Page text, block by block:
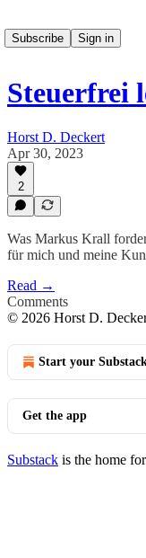
Subscribe
Sign in
Steuerfrei
Horst D. Deckert
Apr 30, 2023
2
Was Markus Krall
für mich und meine
Read →
Comments
© 2026 Horst D.
Start your
Get the app
Substack is the home